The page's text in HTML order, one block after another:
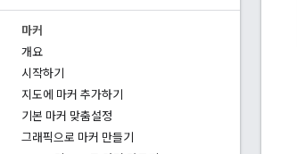
마커
개요
시작하기
지도에 마커 추가하기
기본 마커 맞춤설정
그래픽으로 마커 만들기